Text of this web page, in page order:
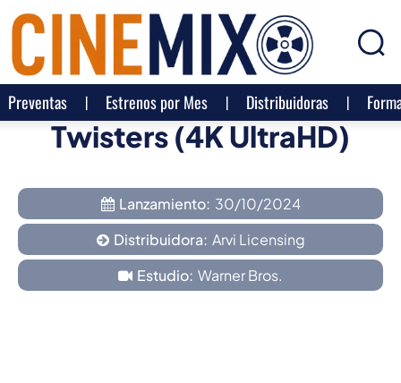
Preventas Estrenos por Mes Distribuidoras
Twisters (4K UltraHD)
Lanzamiento: 30/10/2024
Distribuidora: Arvi Licensing
Estudio: Warner Bros.